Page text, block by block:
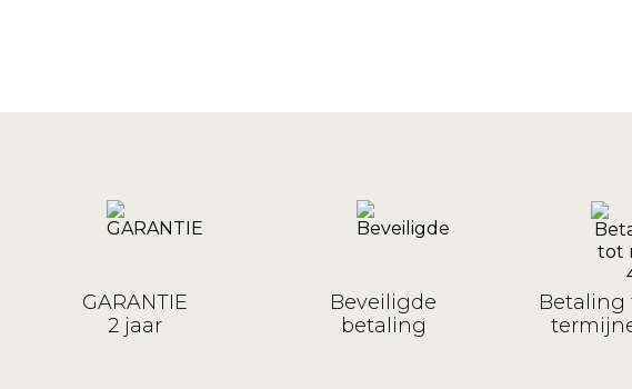
GARANTIE
2 jaar
Beveiligde
betaling
Betaling